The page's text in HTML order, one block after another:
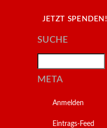
JETZT SPENDEN!
SUCHE
META
Anmelden
Eintrags-Feed